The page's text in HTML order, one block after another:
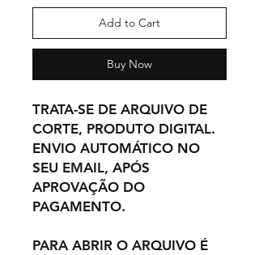
Add to Cart
Buy Now
TRATA-SE DE ARQUIVO DE
CORTE, PRODUTO DIGITAL.
ENVIO AUTOMÁTICO NO
SEU EMAIL, APÓS
APROVAÇÃO DO
PAGAMENTO.
PARA ABRIR O ARQUIVO É